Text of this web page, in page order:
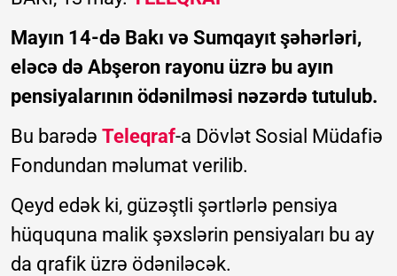
Mayın 14-də Bakı və Sumqayıt şəhərləri,
eləcə də Abşeron rayonu üzrə bu ayın
pensiyalarının ödənilməsi nəzərdə tutulub.
Bu barədə Teleqraf-a Dövlət Sosial Müdafiə
Fondundan məlumat verilib.
Qeyd edək ki, güzəştli şərtlərlə pensiya
hüququna malik şəxslərin pensiyaları bu ay
da qrafik üzrə ödəniləcək.